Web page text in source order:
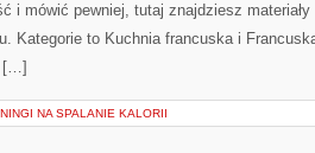
i mówić pewniej, tutaj znajdziesz materiały
Kategorie to Kuchnia francuska i
[…]
NA SPALANIE KALORII